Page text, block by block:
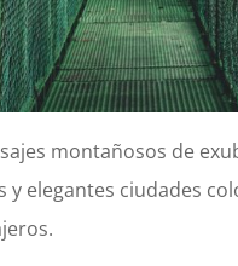
montañosos de
elegantes ciudades